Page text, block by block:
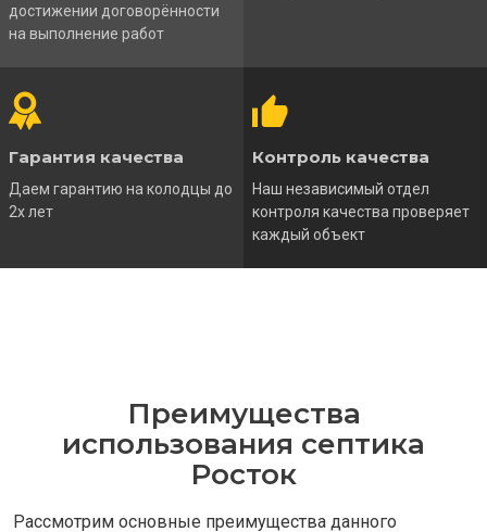
достижении договорённости
на выполнение работ
Гарантия качества
Даем гарантию на колодцы до
2х лет
Контроль качества
Наш независимый отдел
контроля качества проверяет
каждый объект
Преимущества
использования септика
Росток
Рассмотрим основные преимущества данного